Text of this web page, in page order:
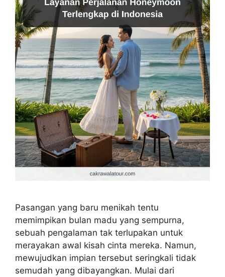
Pasangan yang baru menikah tentu
memimpikan bulan madu yang sempurna,
sebuah pengalaman tak terlupakan untuk
merayakan awal kisah cinta mereka. Namun,
mewujudkan impian tersebut seringkali tidak
semudah yang dibayangkan. Mulai dari